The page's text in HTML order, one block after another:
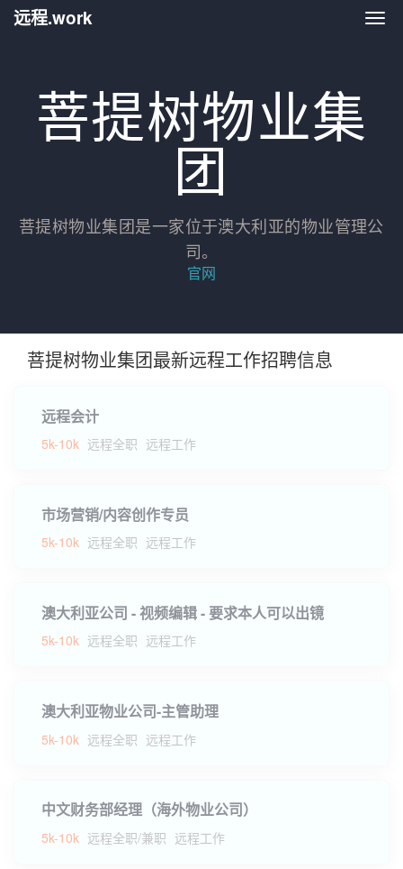
远
远程.work
菩提树物业集
团
菩提树物业集团是一家位于澳大利亚的物业管理公
司。
官网
菩提树物业集团最新远程工作招聘信息
远程会计
5k-10k 远程全职 远程工作
市场营销/内容创作专员
5k-10k 远程全职 远程工作
澳大利亚公司 - 视频编辑 - 要求本人可以出镜
5k-10k 远程全职 远程工作
澳大利亚物业公司-主管助理
5k-10k 远程全职 远程工作
中文财务部经理（海外物业公司）
5k-10k 远程全职/兼职 远程工作